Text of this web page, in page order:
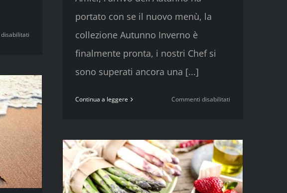
portato con se il nuovo menù, la
collezione Autunno Inverno è
finalmente pronta, i nostri Chef si
sono superati ancora una [...]
Continua a leggere Commenti disabilitati
E’
SERVITO